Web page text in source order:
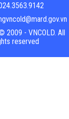
2009 - VNCOLD. All
reserved